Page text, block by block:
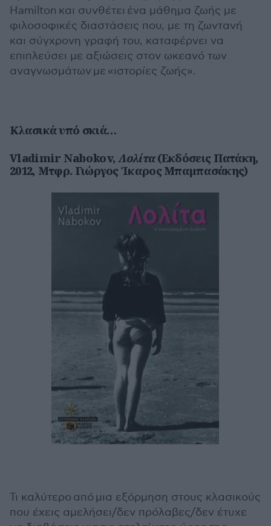
Hamilton και συνθέτει ένα μάθημα ζωής με
φιλοσοφικές διαστάσεις που, με τη ζωντανή
και σύγχρονη γραφή του, καταφέρνει να
επιπλεύσει με αξιώσεις στον ωκεανό των
αναγνωσμάτων με «ιστορίες ζωής».
Κλασικά υπό σκιά…
Vladimir Nabokov, Λολίτα(Εκδόσεις Πατάκη,
2012, Μτφρ. Γιώργος Ίκαρος Μπαμπασάκης)
Τι καλύτερο από μια εξόρμηση στους κλασικούς
που έχεις αμελήσει/δεν πρόλαβες/δεν έτυχε